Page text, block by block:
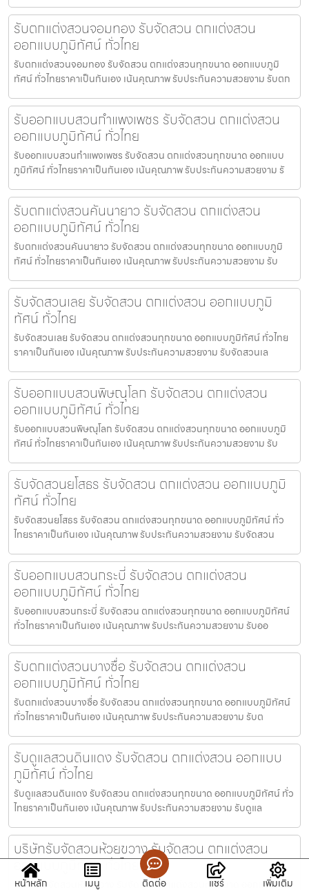
รับตกแต่งสวนจอมทอง รับจัดสวน ตกแต่งสวน
ออกแบบภูมิทัศน์ ทั่วไทย
รับตกแต่งสวนจอมทอง รับจัดสวน ตกแต่งสวนทุกขนาด ออกแบบภูมิ
ทัศน์ ทั่วไทยราคาเป็นกันเอง เน้นคุณภาพ รับประกันความสวยงาม รับตก
รับออกแบบสวนกำแพงเพชร รับจัดสวน ตกแต่งสวน
ออกแบบภูมิทัศน์ ทั่วไทย
รับออกแบบสวนกำแพงเพชร รับจัดสวน ตกแต่งสวนทุกขนาด ออกแบบ
ภูมิทัศน์ ทั่วไทยราคาเป็นกันเอง เน้นคุณภาพ รับประกันความสวยงาม รั
รับตกแต่งสวนคันนายาว รับจัดสวน ตกแต่งสวน
ออกแบบภูมิทัศน์ ทั่วไทย
รับตกแต่งสวนคันนายาว รับจัดสวน ตกแต่งสวนทุกขนาด ออกแบบภูมิ
ทัศน์ ทั่วไทยราคาเป็นกันเอง เน้นคุณภาพ รับประกันความสวยงาม รับ
รับจัดสวนเลย รับจัดสวน ตกแต่งสวน ออกแบบภูมิ
ทัศน์ ทั่วไทย
รับจัดสวนเลย รับจัดสวน ตกแต่งสวนทุกขนาด ออกแบบภูมิทัศน์ ทั่วไทย
ราคาเป็นกันเอง เน้นคุณภาพ รับประกันความสวยงาม รับจัดสวนเล
รับออกแบบสวนพิษณุโลก รับจัดสวน ตกแต่งสวน
ออกแบบภูมิทัศน์ ทั่วไทย
รับออกแบบสวนพิษณุโลก รับจัดสวน ตกแต่งสวนทุกขนาด ออกแบบภูมิ
ทัศน์ ทั่วไทยราคาเป็นกันเอง เน้นคุณภาพ รับประกันความสวยงาม รับ
รับจัดสวนยโสธร รับจัดสวน ตกแต่งสวน ออกแบบภูมิ
ทัศน์ ทั่วไทย
รับจัดสวนยโสธร รับจัดสวน ตกแต่งสวนทุกขนาด ออกแบบภูมิทัศน์ ทั่ว
ไทยราคาเป็นกันเอง เน้นคุณภาพ รับประกันความสวยงาม รับจัดสวน
รับออกแบบสวนกระบี่ รับจัดสวน ตกแต่งสวน
ออกแบบภูมิทัศน์ ทั่วไทย
รับออกแบบสวนกระบี่ รับจัดสวน ตกแต่งสวนทุกขนาด ออกแบบภูมิทัศน์
ทั่วไทยราคาเป็นกันเอง เน้นคุณภาพ รับประกันความสวยงาม รับออ
รับตกแต่งสวนบางซื่อ รับจัดสวน ตกแต่งสวน
ออกแบบภูมิทัศน์ ทั่วไทย
รับตกแต่งสวนบางซื่อ รับจัดสวน ตกแต่งสวนทุกขนาด ออกแบบภูมิทัศน์
ทั่วไทยราคาเป็นกันเอง เน้นคุณภาพ รับประกันความสวยงาม รับต
รับดูแลสวนดินแดง รับจัดสวน ตกแต่งสวน ออกแบบ
ภูมิทัศน์ ทั่วไทย
รับดูแลสวนดินแดง รับจัดสวน ตกแต่งสวนทุกขนาด ออกแบบภูมิทัศน์ ทั่ว
ไทยราคาเป็นกันเอง เน้นคุณภาพ รับประกันความสวยงาม รับดูแล
บริษัทรับจัดสวนห้วยขวาง รับจัดสวน ตกแต่งสวน
ออกแบบภูมิทัศน์ ทั่วไทย
บริษัทรับจัดสวนห้วยขวาง รับจัดสวน ตกแต่งสวนทุกขนาด ออกแบบภูมิ
หน้าหลัก เมนู ติดต่อ แชร์ เพิ่มเติม